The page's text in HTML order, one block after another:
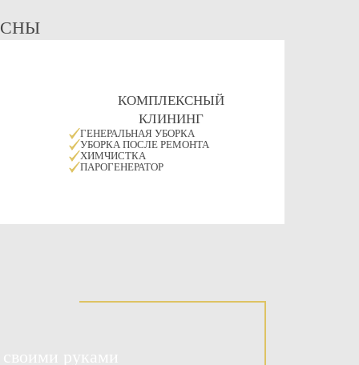
КОМПЛЕКСНЫЙ
КЛИНИНГ
ГЕНЕРАЛЬНАЯ УБОРКА
УБОРКА ПОСЛЕ РЕМОНТА
ХИМЧИСТКА
ПАРОГЕНЕРАТОР